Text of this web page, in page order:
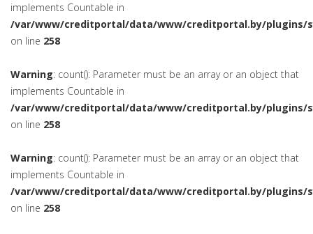
implements Countable in
/var/www/creditportal/data/www/creditportal.by/plugins/
on line 258
Warning: count(): Parameter must be an array or an object that
implements Countable in
/var/www/creditportal/data/www/creditportal.by/plugins/
on line 258
Warning: count(): Parameter must be an array or an object that
implements Countable in
/var/www/creditportal/data/www/creditportal.by/plugins/
on line 258